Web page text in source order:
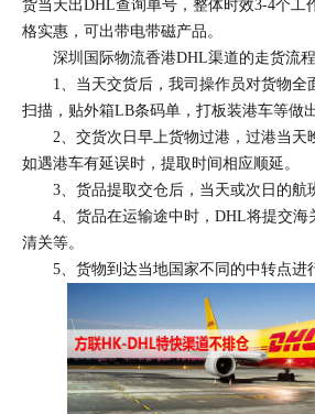
货当天出DHL查询单号，整体时效3-4个工
格实惠，可出带电带磁产品。
深圳国际物流香港DHL渠道的走货流程
1、当天交货后，我司操作员对货物全
扫描，贴外箱LB条码单，打板装港车等做
2、交货次日早上货物过港，过港当天
如遇港车有延误时，提取时间相应顺延。
3、货品提取交仓后，当天或次日的航
4、货品在运输途中时，DHL将提交海
清关等。
5、货物到达当地国家不同的中转点进